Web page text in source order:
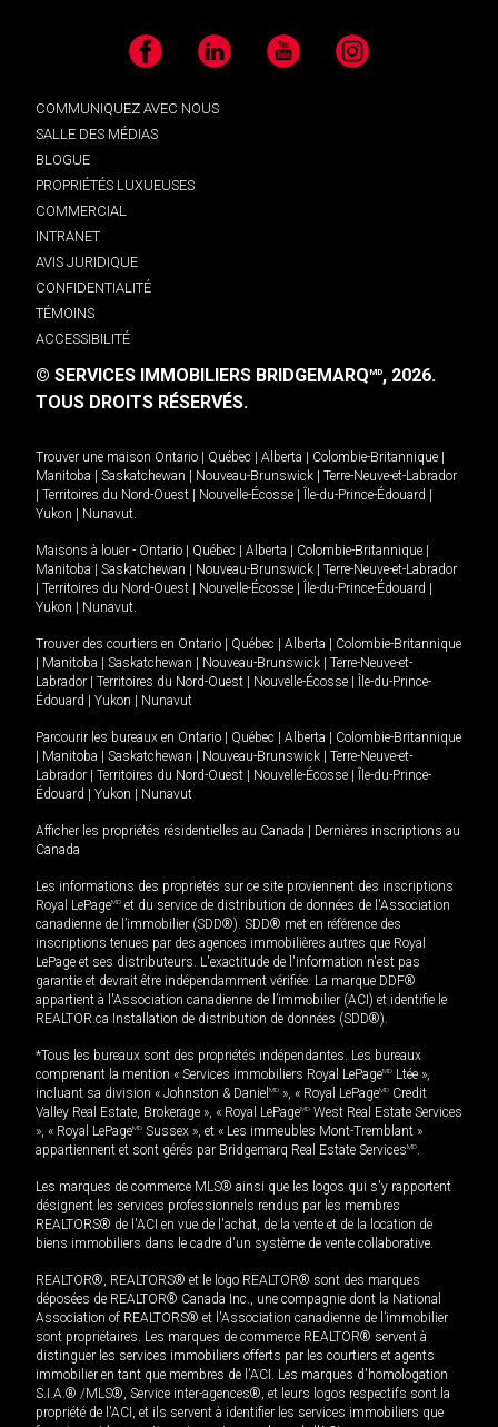
Facebook LinkedIn YouTube Instagram
COMMUNIQUEZ AVEC NOUS
SALLE DES MÉDIAS
BLOGUE
PROPRIÉTÉS LUXUEUSES
COMMERCIAL
INTRANET
AVIS JURIDIQUE
CONFIDENTIALITÉ
TÉMOINS
ACCESSIBILITÉ
© SERVICES IMMOBILIERS BRIDGEMARQMD, 2026.
TOUS DROITS RÉSERVÉS.
Trouver une maison Ontario | Québec | Alberta | Colombie-Britannique |
Manitoba | Saskatchewan | Nouveau-Brunswick | Terre-Neuve-et-Labrador
| Territoires du Nord-Ouest | Nouvelle-Écosse | Île-du-Prince-Édouard |
Yukon | Nunavut
Maisons à louer - Ontario | Québec | Alberta | Colombie-Britannique |
Manitoba | Saskatchewan | Nouveau-Brunswick | Terre-Neuve-et-Labrador
| Territoires du Nord-Ouest | Nouvelle-Écosse | Île-du-Prince-Édouard |
Yukon | Nunavut
Trouver des courtiers en Ontario | Québec | Alberta | Colombie-Britannique
| Manitoba | Saskatchewan | Nouveau-Brunswick | Terre-Neuve-et-
Labrador | Territoires du Nord-Ouest | Nouvelle-Écosse | Île-du-Prince-
Édouard | Yukon | Nunavut
Parcourir les bureaux en Ontario | Québec | Alberta | Colombie-Britannique
| Manitoba | Saskatchewan | Nouveau-Brunswick | Terre-Neuve-et-
Labrador | Territoires du Nord-Ouest | Nouvelle-Écosse | Île-du-Prince-
Édouard | Yukon | Nunavut
Afficher les propriétés résidentielles au Canada | Dernières inscriptions au
Canada
Les informations des propriétés sur ce site proviennent des inscriptions
Royal LePageMD et du service de distribution de données de l'Association
canadienne de l’immobilier (SDD®). SDD® met en référence des
inscriptions tenues par des agences immobilières autres que Royal
LePage et ses distributeurs. L'exactitude de l'information n'est pas
garantie et devrait être indépendamment vérifiée. La marque DDF®
appartient à l'Association canadienne de l’immobilier (ACI) et identifie le
REALTOR.ca Installation de distribution de données (SDD®).
*Tous les bureaux sont des propriétés indépendantes. Les bureaux
comprenant la mention « Services immobiliers Royal LePageMD Ltée »,
incluant sa division « Johnston & Daniel MD », « Royal LePageMD Credit
Valley Real Estate, Brokerage », « Royal LePageMD West Real Estate Services
», « Royal LePageMD Sussex », et « Les immeubles Mont-Tremblant »
appartiennent et sont gérés par Bridgemarq Real Estate ServicesMD
Les marques de commerce MLS® ainsi que les logos qui s'y rapportent
désignent les services professionnels rendus par les membres
REALTORS® de l'ACI en vue de l'achat, de la vente et de la location de
biens immobiliers dans le cadre d'un système de vente collaborative.
REALTOR®, REALTORS® et le logo REALTOR® sont des marques
déposées de REALTOR® Canada Inc., une compagnie dont la National
Association of REALTORS® et l'Association canadienne de l’immobilier
sont propriétaires. Les marques de commerce REALTOR® servent à
distinguer les services immobiliers offerts par les courtiers et agents
immobilier en tant que membres de l'ACI. Les marques d'homologation
S.I.A.® /MLS®, Service inter-agences®, et leurs logos respectifs sont la
propriété de l'ACI, et ils servent à identifier les services immobiliers que